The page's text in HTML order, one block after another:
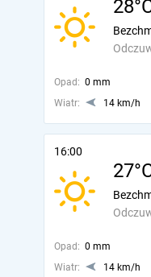
Opad: 0 mm
Wiatr:
14 km/h
16:00
Opad: 0 mm
Wiatr:
14 km/h